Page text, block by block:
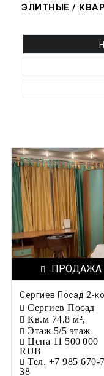
ЭЛИТНЫЕ /
ПРОДАЖА
Сергиев Посад
Кв.м 74.8 м²,
Этаж 5/5 этаж
Цена 11 500 000
RUB
Тел. +7 985 670-
38